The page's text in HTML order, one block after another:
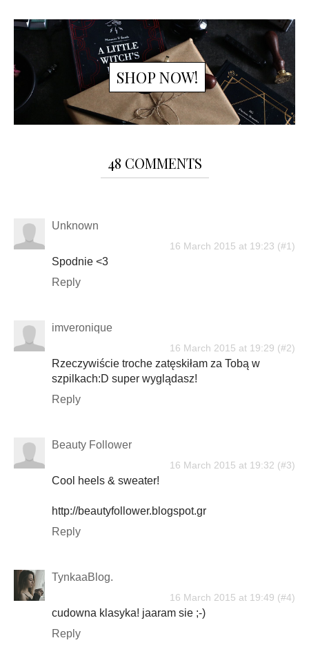
SHOP NOW!
48 COMMENTS
Unknown
16 March 2015 at 19:23
Spodnie <3
Reply
imveronique
16 March 2015 at 19:29
Rzeczywiście troche zatęskiłam za Tobą w
szpilkach:D super wyglądasz!
Reply
Beauty Follower
16 March 2015 at 19:32
Cool heels & sweater!
http://beautyfollower.blogspot.gr
Reply
TynkaaBlog.
16 March 2015 at 19:49
cudowna klasyka! jaaram sie ;-)
Reply